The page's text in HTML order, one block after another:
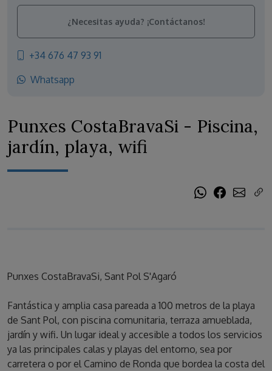
Punxes CostaBravaSi - Piscina,
jardín, playa, wifi
Punxes CostaBravaSi, Sant Pol S'Agaró
Fantástica y amplia casa pareada a 100 metros de la playa
de Sant Pol, con piscina comunitaria, terraza amueblada,
jardín y wifi. Un lugar ideal y accesible a todos los servicios
ya las principales calas y playas del entorno, sea por
carretera o por el Camino de Ronda que bordea la costa del
¿Necesitas ayuda? ¡Contáctanos!
+34 676 47 93 91
Whatsapp